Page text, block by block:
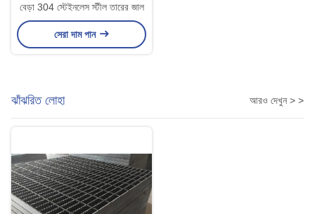
বেড়া 304 স্টেইনলেস স্টীল তারের জাল
সেরা দাম পান
ঝাঁঝরিত লোহা আরও দেখুন > >